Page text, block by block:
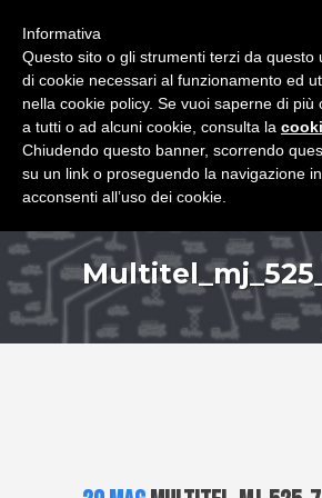
Informativa
Questo sito o gli strumenti terzi da questo
di cookie necessari al funzionamento ed
nella cookie policy. Se vuoi saperne di più
a tutti o ad alcuni cookie, consulta la
Chiudendo questo banner, scorrendo
su un link o proseguendo la navigazione
acconsenti all’uso dei cookie.